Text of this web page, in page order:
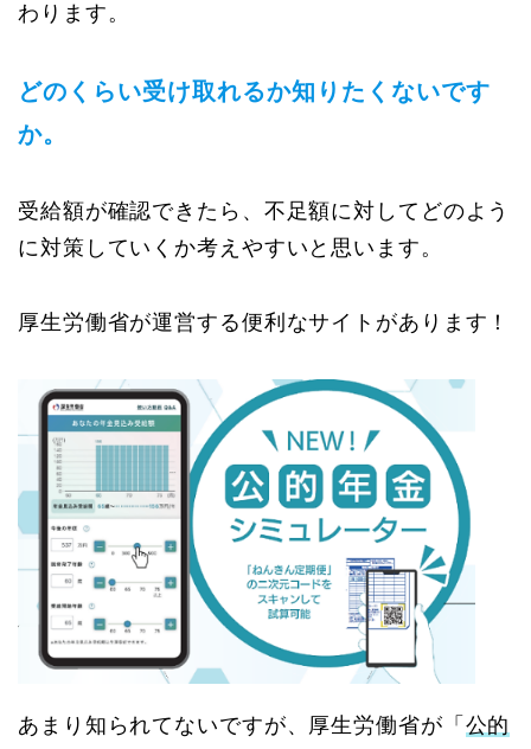
わります。
どのくらい受け取れるか知りたくないです
か。
受給額が確認できたら、不足額に対してどのよう
に対策していくか考えやすいと思います。
厚生労働省が運営する便利なサイトがあります！
あまり知られてないですが、厚生労働省が「 公的